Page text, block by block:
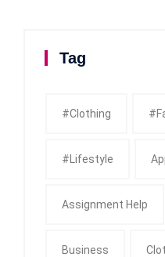
Tag
#clothing
#Lifestyle
Assignment Help
Business